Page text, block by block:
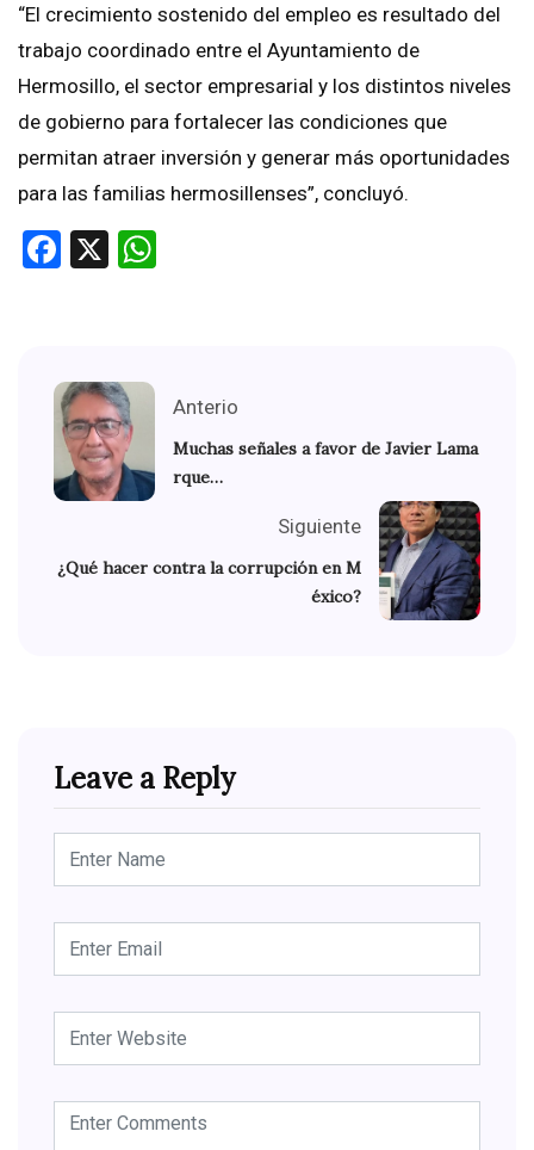
“El crecimiento sostenido del empleo es resultado del
trabajo coordinado entre el Ayuntamiento de
Hermosillo, el sector empresarial y los distintos niveles
de gobierno para fortalecer las condiciones que
permitan atraer inversión y generar más oportunidades
para las familias hermosillenses”, concluyó.
Facebook
X
Anterio
Muchas señales a favor de Javier Lama
rque…
Siguiente
¿Qué hacer contra la corrupción en M
éxico?
Leave a Reply